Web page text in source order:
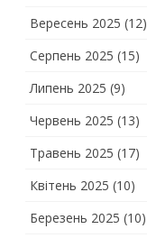
Вересень 2025 (12)
Серпень 2025 (15)
Липень 2025 (9)
Червень 2025 (13)
Травень 2025 (17)
Квітень 2025 (10)
Березень 2025 (10)